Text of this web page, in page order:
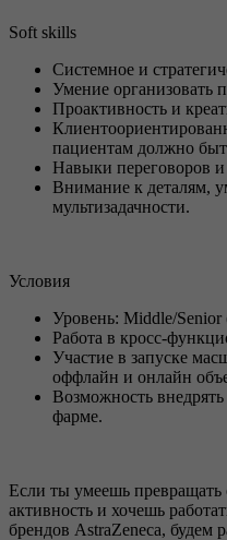
Soft skills
Системное и
Умение организовать
Проактивность и
пациентам должно
Навыки переговоров
Внимание к деталям,
мультизадачности.
Условия
Уровень: Middle/Senior
Работа в кросс-
Участие в запуске
оффлайн и онлайн
Возможность
фарме.
Если ты умеешь
активность и хочешь
брендов AstraZeneca, будем